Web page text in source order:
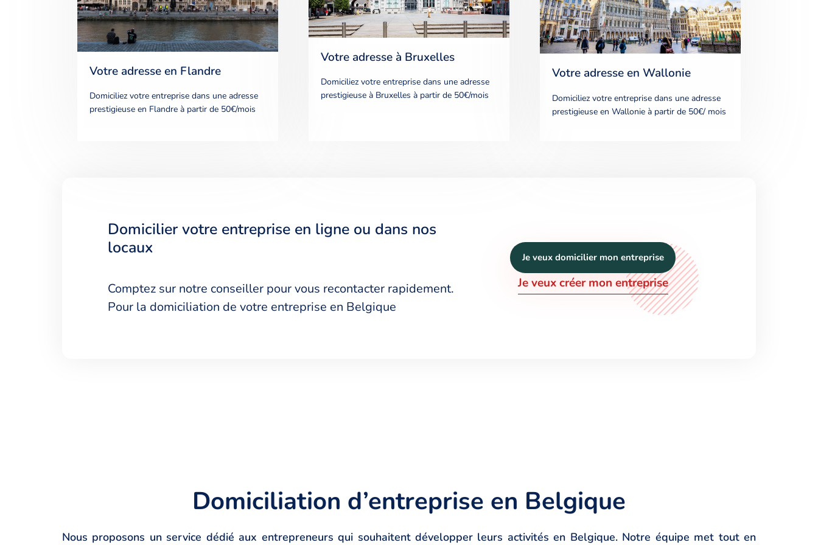
Votre adresse en Flandre
Domiciliez votre entreprise dans une adresse
prestigieuse en Flandre à partir de 50€/mois
Votre adresse à Bruxelles
Domiciliez votre entreprise dans une adresse
prestigieuse à Bruxelles à partir de 50€/mois
Votre adresse en Wallonie
Domiciliez votre entreprise dans une adresse
prestigieuse en Wallonie à partir de 50€/ mois
Domicilier votre entreprise en ligne ou dans nos
locaux
Comptez sur notre conseiller pour vous recontacter rapidement.
Pour la domiciliation de votre entreprise en Belgique
Je veux domicilier mon entreprise
Je veux créer mon entreprise
Domiciliation d’entreprise en Belgique
Nous proposons un service dédié aux entrepreneurs qui souhaitent développer leurs activités en Belgique. Notre équipe met tout en